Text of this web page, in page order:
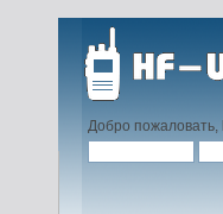
Добро пожаловать,